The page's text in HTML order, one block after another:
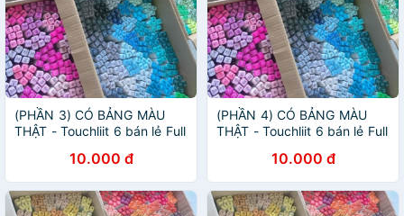
(PHẦN 3) CÓ BẢNG MÀU
THẬT - Touchliit 6 bán lẻ Full
10.000 đ
(PHẦN 4) CÓ BẢNG MÀU
THẬT - Touchliit 6 bán lẻ Full
10.000 đ